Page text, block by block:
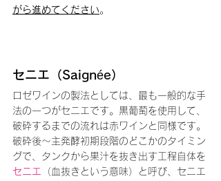
がら進めてください。
セニエ（Saignée）
ロゼワインの製法としては、最も一般的な手
法の一つがセニエです。黒葡萄を使用して、
破砕するまでの流れは赤ワインと同様です。
破砕後〜主発酵初期段階のどこかのタイミン
グで、タンクから果汁を抜き出す工程自体を
セニエ
（血抜きという意味）と呼び、セニエ